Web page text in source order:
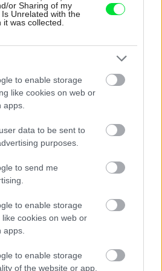
or Sharing of my
Unrelated with the
was collected.
to enable storage
like cookies on web or
data to be sent to
purposes.
to send me
to enable storage
cookies on web or
to enable storage
of the website or app.
nespočívajú iba v priestorových
v súlade s potrebami spoločnosti